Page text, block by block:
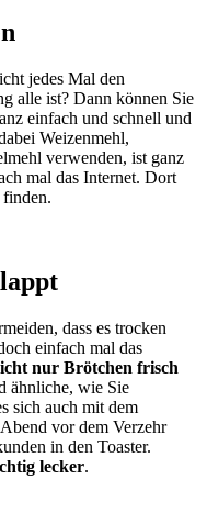
jedes Mal den
alle ist? Dann können Sie
einfach und schnell und
Weizenmehl,
verwenden, ist ganz
mal das Internet. Dort
finden.
dass es trocken
einfach mal das
nur Brötchen frisch
ähnliche, wie Sie
sich auch mit dem
vor dem Verzehr
in den Toaster.
lecker.